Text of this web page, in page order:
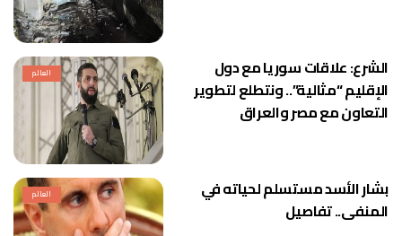
العالم
الشرع: علاقات سوريا مع دول
الإقليم “مثالية”.. ونتطلع لتطوير
التعاون مع مصر والعراق
العالم
بشار الأسد مستسلم لحياته في
المنفى.. تفاصيل